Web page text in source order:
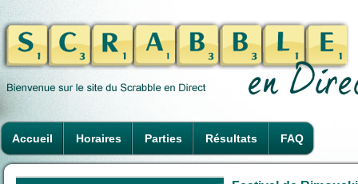
Accueil Horaires Parties Résultats FAQ